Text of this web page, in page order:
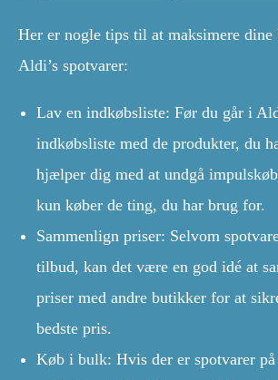
Her er nogle tips til at maksimere dine
Aldi’s spotvarer:
Lav en indkøbsliste: Før du går i
indkøbsliste med de produkter, du
hjælper dig med at undgå
kun køber de ting, du har brug for.
Sammenlign priser: Selvom
tilbud, kan det være en god idé at
priser med andre butikker for at
bedste pris.
Køb i bulk: Hvis der er spotvarer